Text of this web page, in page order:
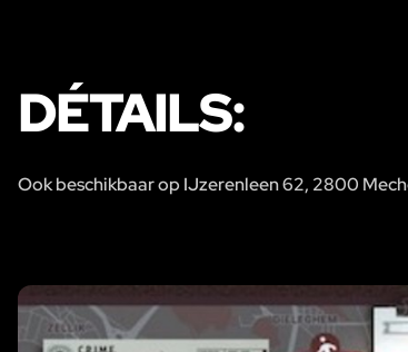
DÉTAILS:
Ook beschikbaar op IJzerenleen 62, 2800